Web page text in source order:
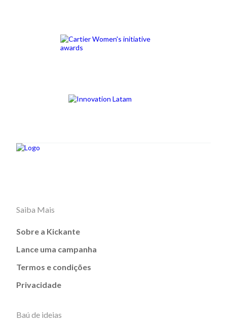
Saiba Mais
Sobre a Kickante
Lance uma campanha
Termos e condições
Privacidade
Baú de ideias